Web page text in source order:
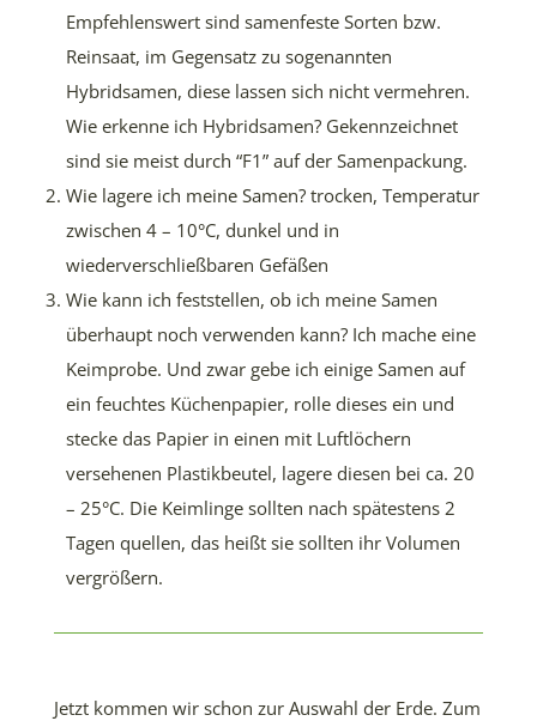
Empfehlenswert sind samenfeste Sorten bzw.
Reinsaat, im Gegensatz zu sogenannten
Hybridsamen, diese lassen sich nicht vermehren.
Wie erkenne ich Hybridsamen? Gekennzeichnet
sind sie meist durch “F1” auf der Samenpackung.
Wie lagere ich meine Samen? trocken, Temperatur
zwischen 4 – 10°C, dunkel und in
wiederverschließbaren Gefäßen
Wie kann ich feststellen, ob ich meine Samen
überhaupt noch verwenden kann? Ich mache eine
Keimprobe. Und zwar gebe ich einige Samen auf
ein feuchtes Küchenpapier, rolle dieses ein und
stecke das Papier in einen mit Luftlöchern
versehenen Plastikbeutel, lagere diesen bei ca. 20
– 25°C. Die Keimlinge sollten nach spätestens 2
Tagen quellen, das heißt sie sollten ihr Volumen
vergrößern.
Jetzt kommen wir schon zur Auswahl der Erde. Zum